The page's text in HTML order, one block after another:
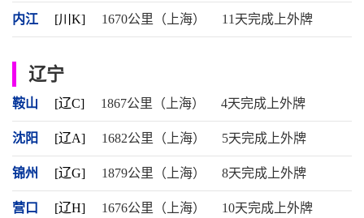
内江 [川K] 1670公里（上海） 11天完成上外牌
辽宁
鞍山 [辽C] 1867公里（上海） 4天完成上外牌
沈阳 [辽A] 1682公里（上海） 5天完成上外牌
锦州 [辽G] 1879公里（上海） 8天完成上外牌
营口 [辽H] 1676公里（上海） 10天完成上外牌